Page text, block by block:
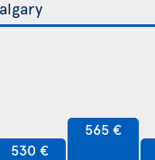
530 €
565 €